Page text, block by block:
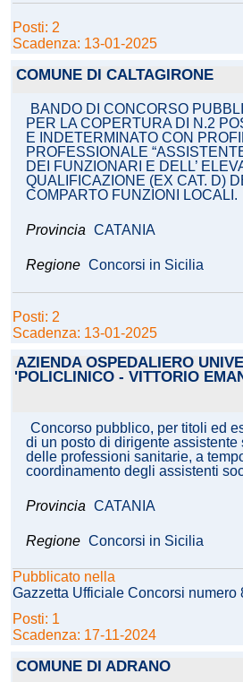
Posti: 2
Scadenza: 13-01-2025
COMUNE DI CALTAGIRONE
BANDO DI CONCORSO
PER LA COPERTURA DI N.2
E INDETERMINATO CON
PROFESSIONALE
DEI FUNZIONARI E DELL’
QUALIFICAZIONE (EX CAT. D)
COMPARTO FUNZIONI LOCALI.
Provincia CATANIA
Regione Concorsi in Sicilia
Posti: 2
Scadenza: 13-01-2025
AZIENDA OSPEDALIERO
'POLICLINICO - VITTORIO
Concorso pubblico, per titoli ed
di un posto di dirigente assistente
delle professioni sanitarie, a
coordinamento degli assistenti
Provincia CATANIA
Regione Concorsi in Sicilia
Pubblicato nella
Gazzetta Ufficiale Concorsi numero
Posti: 1
Scadenza: 17-11-2024
COMUNE DI ADRANO